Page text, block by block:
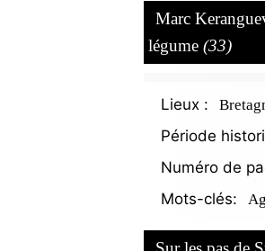
Marc
légume (33)
Lieux :
Période
Numéro de
Mots-clés: